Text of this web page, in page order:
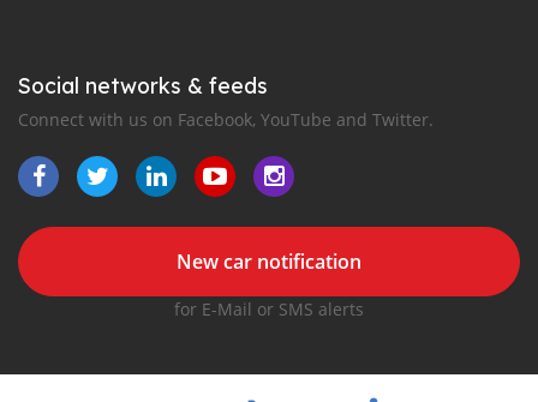
Social networks & feeds
Connect with us on Facebook, YouTube and Twitter.
New car notification
for E-Mail or SMS alerts